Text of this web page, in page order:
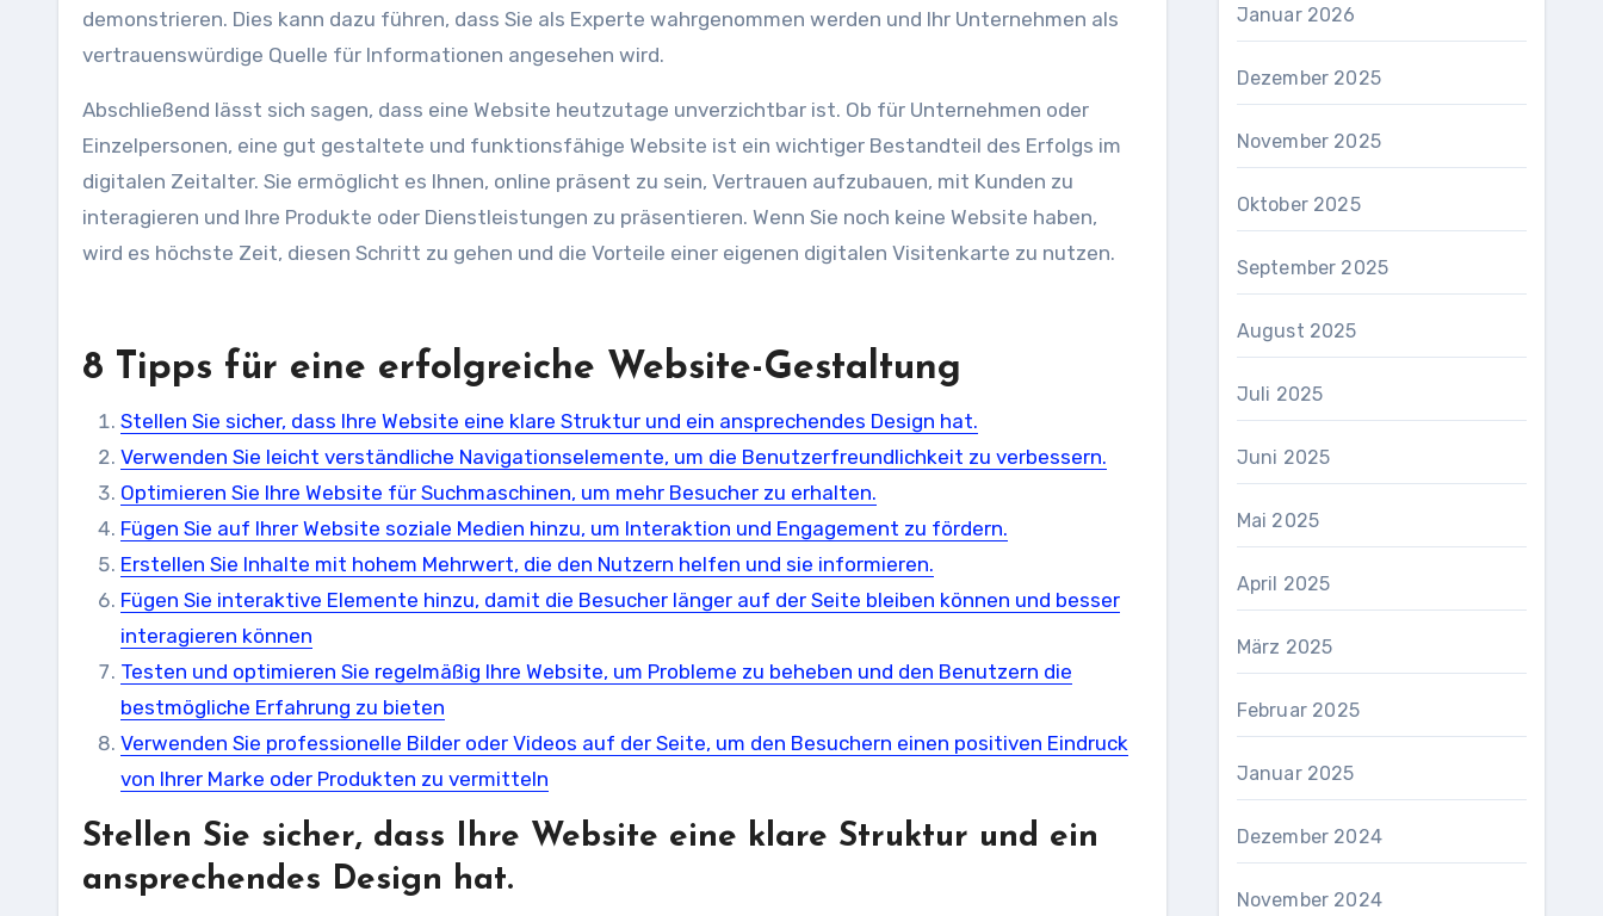
demonstrieren. Dies kann dazu führen, dass Sie als Experte wahrgenommen werden und Ihr Unternehmen als
vertrauenswürdige Quelle für Informationen angesehen wird.
Abschließend lässt sich sagen, dass eine Website heutzutage unverzichtbar ist. Ob für Unternehmen oder
Einzelpersonen, eine gut gestaltete und funktionsfähige Website ist ein wichtiger Bestandteil des Erfolgs im
digitalen Zeitalter. Sie ermöglicht es Ihnen, online präsent zu sein, Vertrauen aufzubauen, mit Kunden zu
interagieren und Ihre Produkte oder Dienstleistungen zu präsentieren. Wenn Sie noch keine Website haben,
wird es höchste Zeit, diesen Schritt zu gehen und die Vorteile einer eigenen digitalen Visitenkarte zu nutzen.
8 Tipps für eine erfolgreiche Website-Gestaltung
Stellen Sie sicher, dass Ihre Website eine klare Struktur und ein ansprechendes Design hat.
Verwenden Sie leicht verständliche Navigationselemente, um die Benutzerfreundlichkeit zu verbessern.
Optimieren Sie Ihre Website für Suchmaschinen, um mehr Besucher zu erhalten.
Fügen Sie auf Ihrer Website soziale Medien hinzu, um Interaktion und Engagement zu fördern.
Erstellen Sie Inhalte mit hohem Mehrwert, die den Nutzern helfen und sie informieren.
Fügen Sie interaktive Elemente hinzu, damit die Besucher länger auf der Seite bleiben können und besser
interagieren können
Testen und optimieren Sie regelmäßig Ihre Website, um Probleme zu beheben und den Benutzern die
bestmögliche Erfahrung zu bieten
Verwenden Sie professionelle Bilder oder Videos auf der Seite, um den Besuchern einen positiven Eindruck
von Ihrer Marke oder Produkten zu vermitteln
Stellen Sie sicher, dass Ihre Website eine klare Struktur und ein
ansprechendes Design hat.
Januar 2026
Dezember 2025
November 2025
Oktober 2025
September 2025
August 2025
Juli 2025
Juni 2025
Mai 2025
April 2025
März 2025
Februar 2025
Januar 2025
Dezember 2024
November 2024